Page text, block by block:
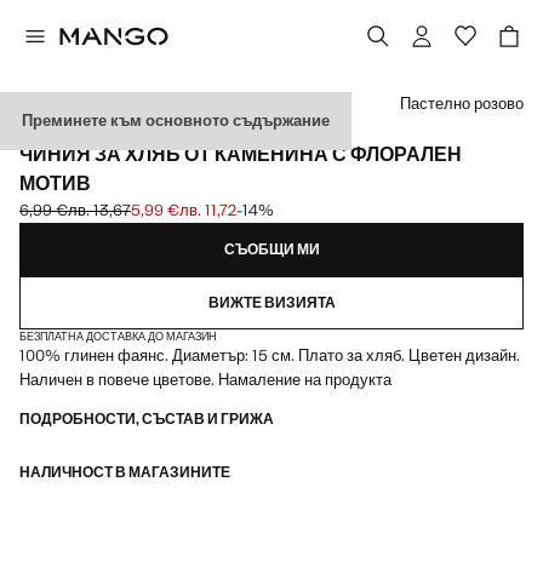
Преминете към основното съдържание
MADE IN PORTUGAL
ЧИНИЯ ЗА ХЛЯБ ОТ КАМЕНИНА С ФЛОРАЛЕН
МОТИВ
Задраскана първоначална цена [6,99 € лв. 13,67]
6,99 €лв. 13,67
Текуща цена [5,99 € лв. 11,72]
5,99 €лв. 11,72-14%
Изберете цвят
Пастелно розово
СЪОБЩИ МИ
ВИЖТЕ ВИЗИЯТА
БЕЗПЛАТНА ДОСТАВКА ДО МАГАЗИН
100% глинен фаянс. Диаметър: 15 см. Плато за хляб. Цветен дизайн.
Наличен в повече цветове. Намаление на продукта
ПОДРОБНОСТИ, СЪСТАВ И ГРИЖА
НАЛИЧНОСТ В МАГАЗИНИТЕ